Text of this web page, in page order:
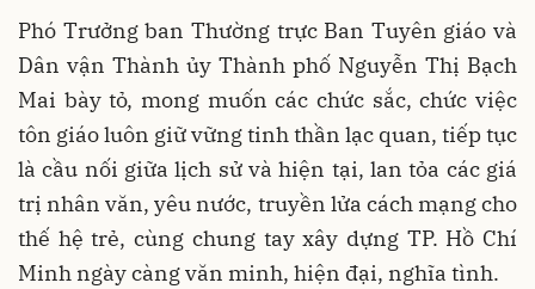
Phó Trưởng ban Thường trực Ban Tuyên giáo và
Dân vận Thành ủy Thành phố Nguyễn Thị Bạch
Mai bày tỏ, mong muốn các chức sắc, chức việc
tôn giáo luôn giữ vững tinh thần lạc quan, tiếp tục
là cầu nối giữa lịch sử và hiện tại, lan tỏa các giá
trị nhân văn, yêu nước, truyền lửa cách mạng cho
thế hệ trẻ, cùng chung tay xây dựng TP. Hồ Chí
Minh ngày càng văn minh, hiện đại, nghĩa tình.